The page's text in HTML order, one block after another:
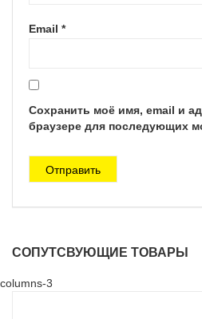
Email *
Сохранить моё имя, email и
браузере для последующих
СОПУТСВУЮЩИЕ ТОВАРЫ
columns-3